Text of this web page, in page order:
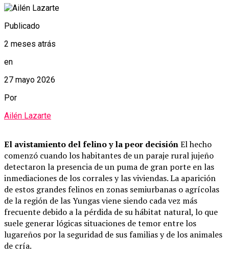
Publicado
2 meses atrás
en
27 mayo 2026
Por
Ailén Lazarte
El avistamiento del felino y la peor decisiónEl hecho
comenzó cuando los habitantes de un paraje rural jujeño
detectaron la presencia de un puma de gran porte en las
inmediaciones de los corrales y las viviendas. La aparición
de estos grandes felinos en zonas semiurbanas o agrícolas
de la región de las Yungas viene siendo cada vez más
frecuente debido a la pérdida de su hábitat natural, lo que
suele generar lógicas situaciones de temor entre los
lugareños por la seguridad de sus familias y de los animales
de cría.